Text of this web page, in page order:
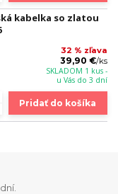
kabelka so zlatou
32 % zľava
39,90 €/ks
SKLADOM 1 kus -
u Vás do 3 dní
Pridať do košíka